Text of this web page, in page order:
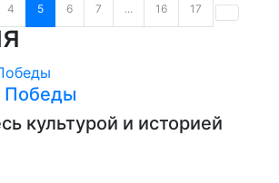
4 5 6 7 ... 16 17
Победы
культурой и историей